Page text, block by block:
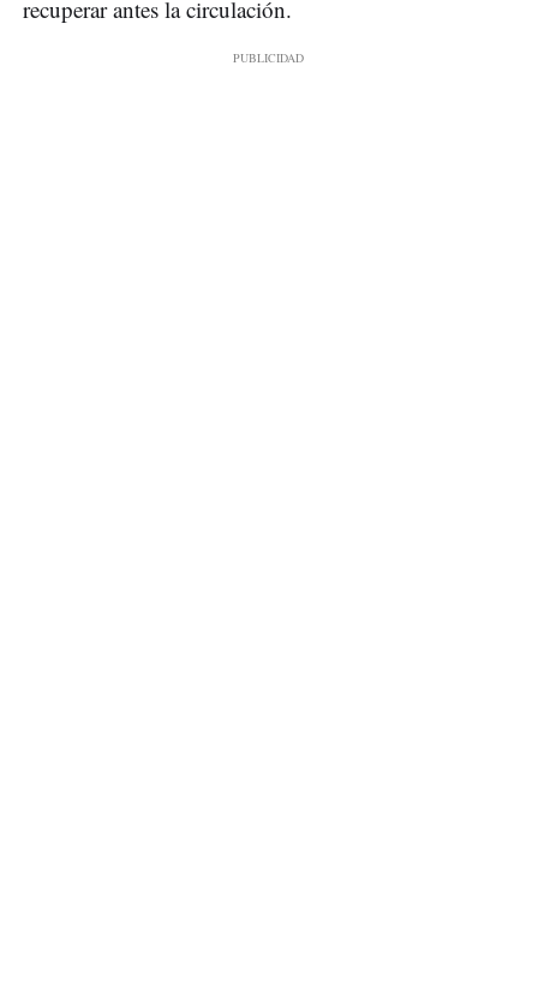
recuperar antes la circulación.